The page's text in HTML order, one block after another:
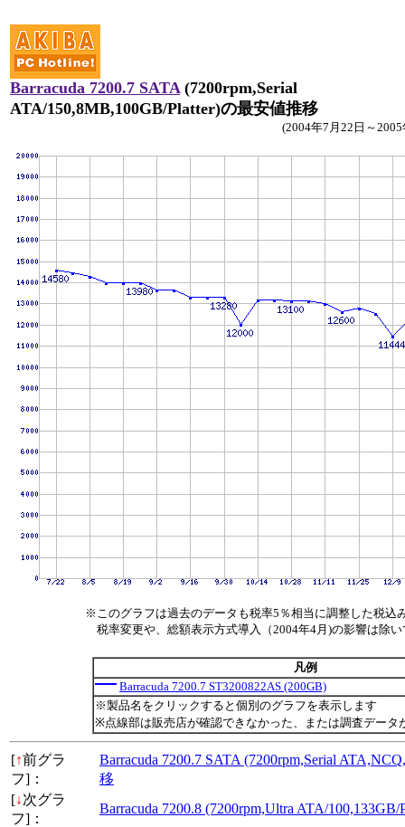
Barracuda 7200.7 SATA(7200rpm,Serial
ATA/150,8MB,100GB/Platter)の最安値推移
(2004年7月22日～
※このグラフは過去のデータも税率5％相当に調整した税込
税率変更や、総額表示方式導入（2004年4月)の影響は除い
凡例
Barracuda 7200.7 ST3200822AS (200GB)
※製品名をクリックすると個別のグラフを表示します
※点線部は販売店が確認できなかった、または調査データ
[↑前グラ
フ]：
Barracuda 7200.7 SATA (7200rpm,Serial
移
[↓次グラ
フ]：
Barracuda 7200.8 (7200rpm,Ultra ATA/